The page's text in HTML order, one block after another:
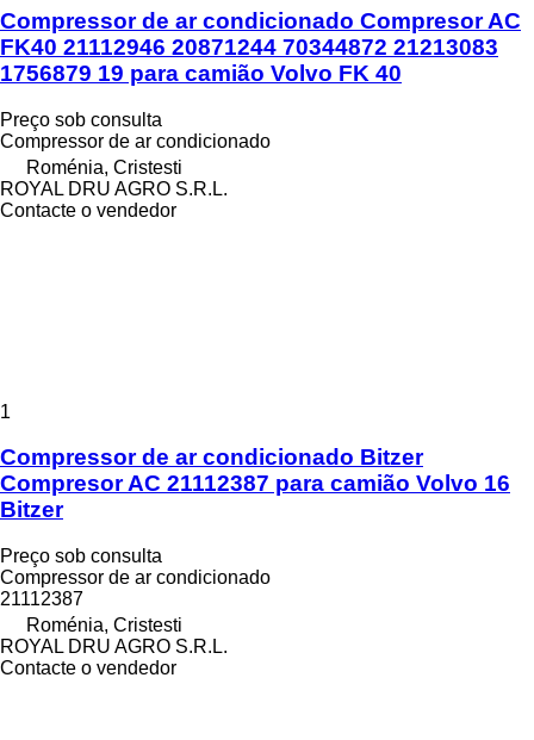
Compressor de ar condicionado Compresor AC
FK40 21112946 20871244 70344872 21213083
1756879 19 para camião Volvo FK 40
Preço sob consulta
Compressor de ar condicionado
Roménia, Cristesti
ROYAL DRU AGRO S.R.L.
Contacte o vendedor
1
Compressor de ar condicionado Bitzer
Compresor AC 21112387 para camião Volvo 16
Bitzer
Preço sob consulta
Compressor de ar condicionado
21112387
Roménia, Cristesti
ROYAL DRU AGRO S.R.L.
Contacte o vendedor